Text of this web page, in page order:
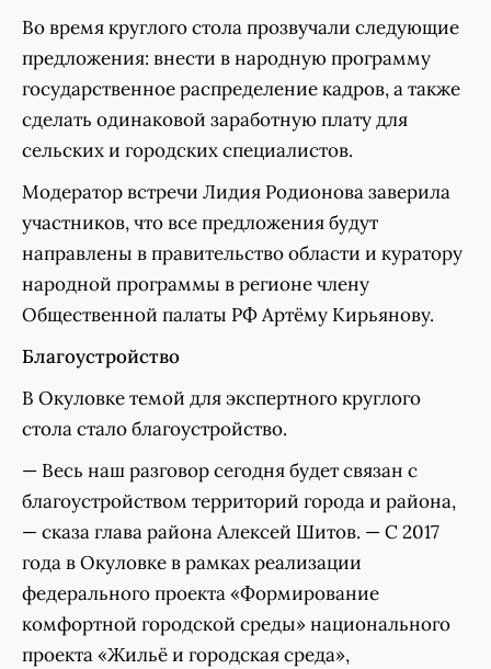
Во время круглого стола прозвучали следующие
предложения: внести в народную программу
государственное распределение кадров, а также
сделать одинаковой заработную плату для
сельских и городских специалистов.
Модератор встречи Лидия Родионова заверила
участников, что все предложения будут
направлены в правительство области и куратору
народной программы в регионе члену
Общественной палаты РФ Артёму Кирьянову.
Благоустройство
В Окуловке темой для экспертного круглого
стола стало благоустройство.
— Весь наш разговор сегодня будет связан с
благоустройством территорий города и района,
— сказа глава района Алексей Шитов. — С 2017
года в Окуловке в рамках реализации
федерального проекта «Формирование
комфортной городской среды» национального
проекта «Жильё и городская среда»,